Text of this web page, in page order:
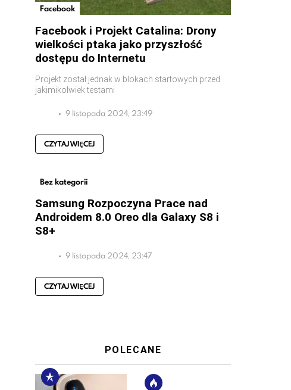
Facebook
Facebook i Projekt Catalina: Drony
wielkości ptaka jako przyszłość
dostępu do Internetu
Projekt został jednak w blokach startowych przed
jakimikolwiek testami
9 listopada 2024, 23:49
CZYTAJ WIĘCEJ
Bez kategorii
Samsung Rozpoczyna Prace nad
Androidem 8.0 Oreo dla Galaxy S8 i
S8+
9 listopada 2024, 23:47
CZYTAJ WIĘCEJ
POLECANE